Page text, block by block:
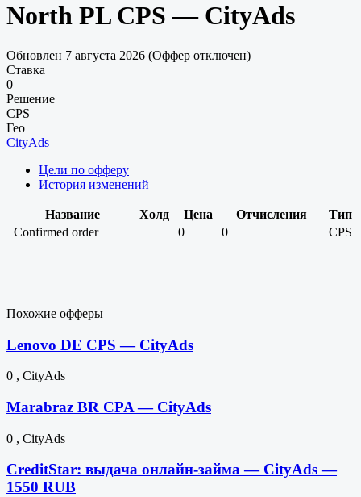
North PL CPS — CityAds
Обновлен 7 августа 2026 (Оффер отключен)
Ставка
0
Решение
CPS
Гео
CityAds
Цели по офферу
История изменений
Название Холд Цена Отчисления
Тип
Confirmed order
0 0 CPS
Похожие офферы
Lenovo DE CPS — CityAds
0 , CityAds
Marabraz BR CPA — CityAds
0 , CityAds
CreditStar: выдача онлайн-займа — CityAds —
1550 RUB